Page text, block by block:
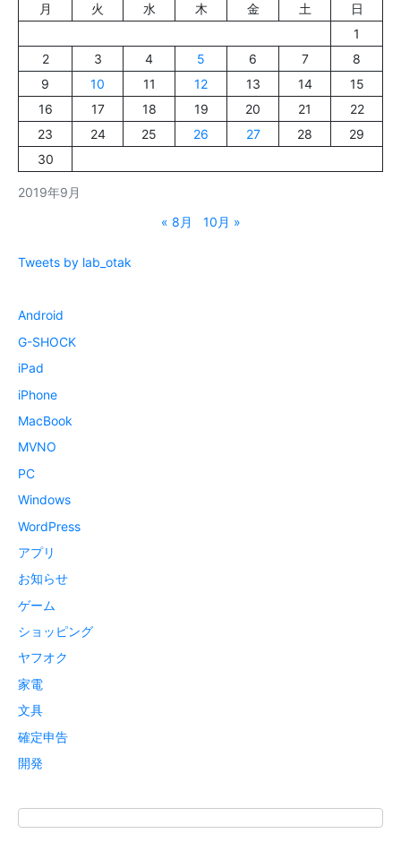
2019年9月
月 火 水 木 金 土
日
1
2
3 4 5 6 7
8
9
10 11 12 13 14
15
16
17 18 19 20 21
22
23
24 25 26 27 28
29
30
« 8月 10月 »
Tweets by lab_otak
Android
G-SHOCK
iPad
iPhone
MacBook
MVNO
PC
Windows
WordPress
アプリ
お知らせ
ゲーム
ショッピング
ヤフオク
家電
文具
確定申告
開発